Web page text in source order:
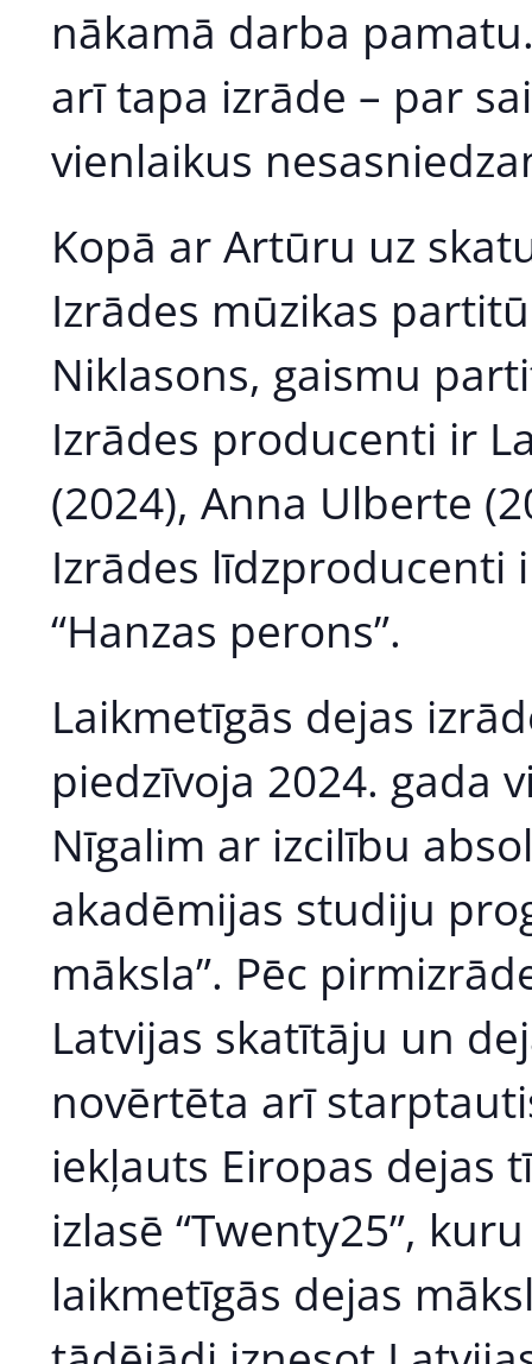
nākamā darba
arī tapa izrāde – par
vienlaikus
Kopā ar Artūru uz
Izrādes mūzikas
Niklasons, gaismu
Izrādes producenti ir
(2024), Anna Ulberte
Izrādes līdzproducenti
“Hanzas perons”.
Laikmetīgās dejas
piedzīvoja 2024. gada
Nīgalim ar izcilību
akadēmijas studiju
māksla”. Pēc
Latvijas skatītāju un
novērtēta arī
iekļauts Eiropas dejas
izlasē “Twenty25”,
laikmetīgās dejas